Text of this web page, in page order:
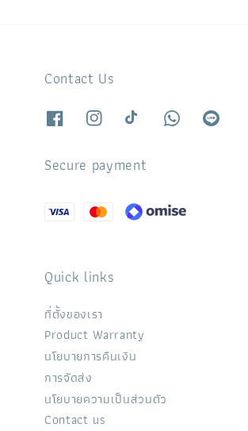
Contact Us
Secure payment
Quick links
ที่ตั้งของเรา
Product Warranty
นโยบายการคืนเงิน
การจัดส่ง
นโยบายความเป็นส่วนตัว
Contact us